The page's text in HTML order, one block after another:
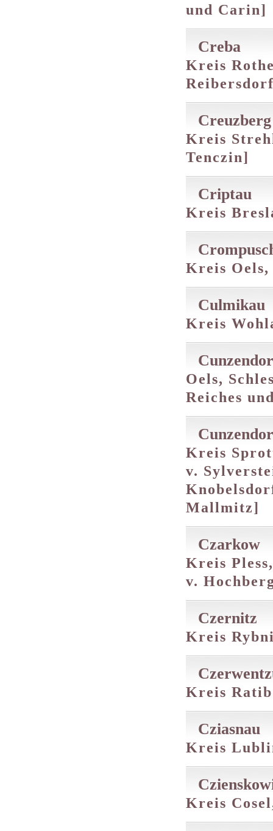
und Carin]
Creba
Kreis
Creuzberg
Kreis
Tenczin]
Criptau
Kreis
Kreis
Culmikau
Kreis
Oels,
Reiches
Kreis
v.
Mallmitz]
Czarkow
Kreis
v.
Czernitz
Kreis
Kreis
Cziasnau
Kreis
Kreis